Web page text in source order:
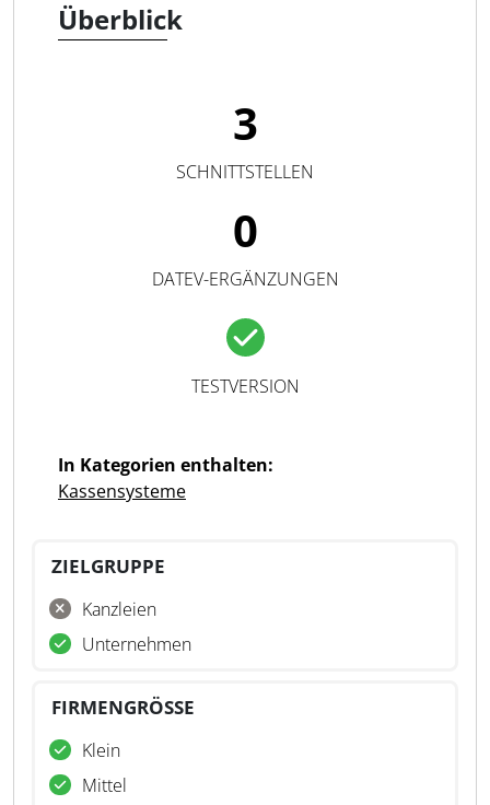
Überblick
3
SCHNITTSTELLEN
0
DATEV-ERGÄNZUNGEN
TESTVERSION
In Kategorien enthalten:
Kassensysteme
ZIELGRUPPE
Kanzleien
Unternehmen
FIRMENGRÖSSE
Klein
Mittel